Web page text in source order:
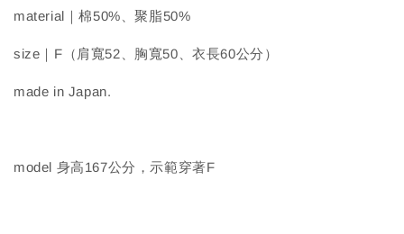
material｜棉50%、聚脂50%
size｜F（肩寬52、胸寬50、衣長60公分）
made in Japan.
model 身高167公分，示範穿著F